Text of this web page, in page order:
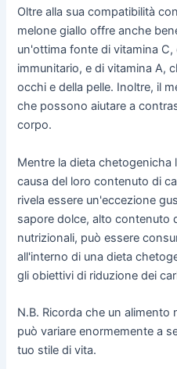
Oltre alla sua compatibilità
melone giallo offre anche
un'ottima fonte di vitamina
immunitario, e di vitamina A,
occhi e della pelle. Inoltre, il
che possono aiutare a
corpo.
Mentre la dieta chetogenicha
causa del loro contenuto di
rivela essere un'eccezione
sapore dolce, alto contenuto
nutrizionali, può essere
all'interno di una dieta
gli obiettivi di riduzione dei
N.B. Ricorda che un
può variare enormemente a
tuo stile di vita.